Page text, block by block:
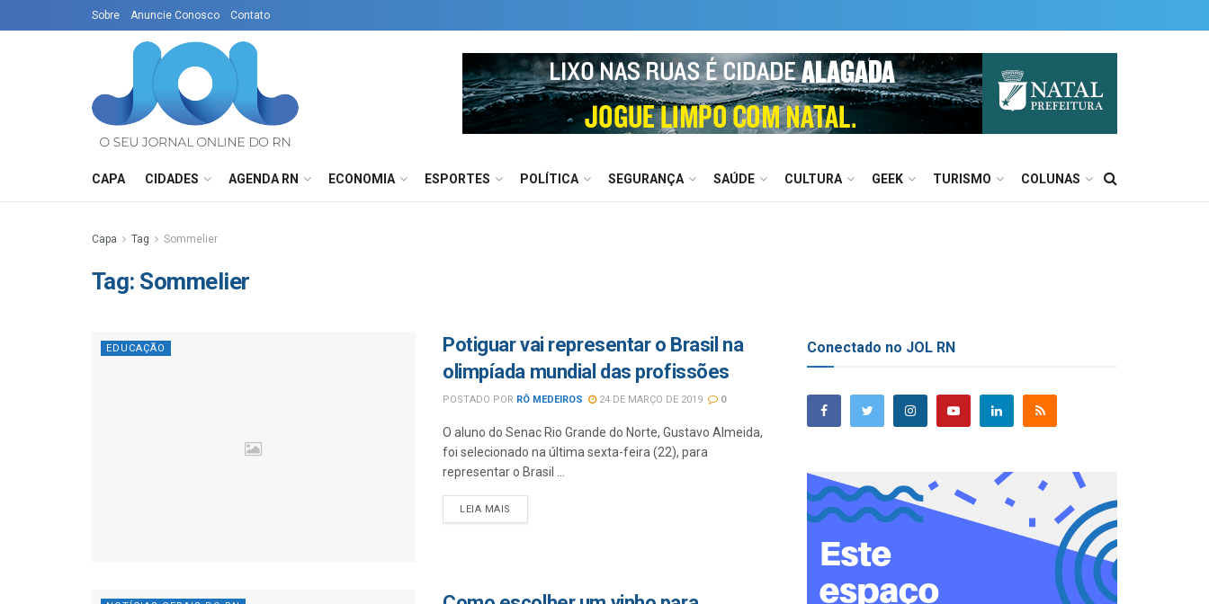
Sobre Anuncie Conosco Contato
CAPA CIDADES AGENDA RN ECONOMIA ESPORTES POLÍTICA SEGURANÇA SAÚDE CULTURA GEEK TURISMO COLUNAS
Capa Tag Sommelier
Tag: Sommelier
EDUCAÇÃO
Potiguar vai representar o Brasil na
olimpíada mundial das profissões
POSTADO POR RÔ MEDEIROS 24 DE MARÇO DE 2019 0
O aluno do Senac Rio Grande do Norte, Gustavo Almeida,
foi selecionado na última sexta-feira (22), para
representar o Brasil ...
LEIA MAIS
Conectado no JOL RN